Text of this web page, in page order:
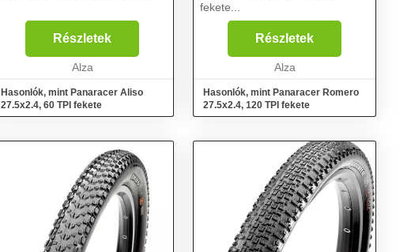
Részletek
Alza
Hasonlók, mint Panaracer Aliso
27.5x2.4, 60 TPI fekete
fekete...
Részletek
Alza
Hasonlók, mint Panaracer Romero
27.5x2.4, 120 TPI fekete